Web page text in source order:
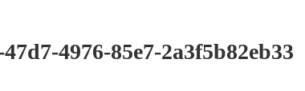
4976-85e7-2a3f5b82eb33